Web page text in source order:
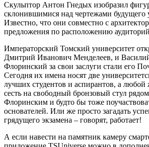
Скульптор Антон Гнедых изобразил
склонившимися над чертежами будущего
Известно, что они совместно с
предложения по расположению
Императорский Томский университет
Дмитрий Иванович Менделеев, и
Флоринский за свои заслуги стали его
Сегодня их имена носят две
лучших студентов и аспирантов, а
сесть на свободный бронзовый стул
Флоринским и будто бы тоже
основателей. Или же просто загадать
грядущего экзамена – говорят, работает!
А если навести на памятник камеру